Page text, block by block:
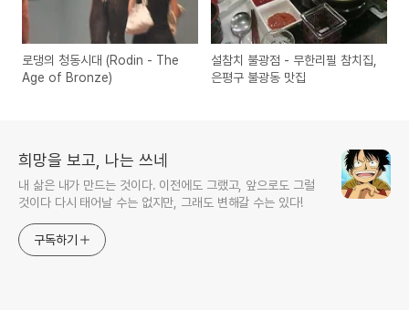
로댕의 청동시대 (Rodin - The
Age of Bronze)
설참치 불광점 - 무한리필 참치집,
은평구 불광동 맛집
희망을 보고, 나는 쓰네
내 삶은 내가 만드는 것이다. 이전에도 그랬고, 앞으로도 그럴
것이다 다시 태어날 수는 없지만, 그래도 변해갈 수는 있다!
구독하기